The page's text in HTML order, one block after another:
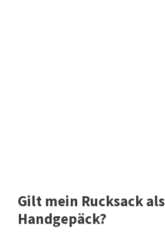
Gilt mein Rucksack als
Handgepäck?